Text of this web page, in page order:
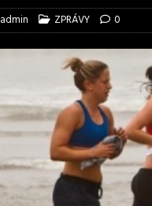
admin ZPRÁVY 0